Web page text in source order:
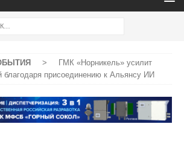
>
ГМК «Норникель» усилит
благодаря присоединению к Альянсу ИИ